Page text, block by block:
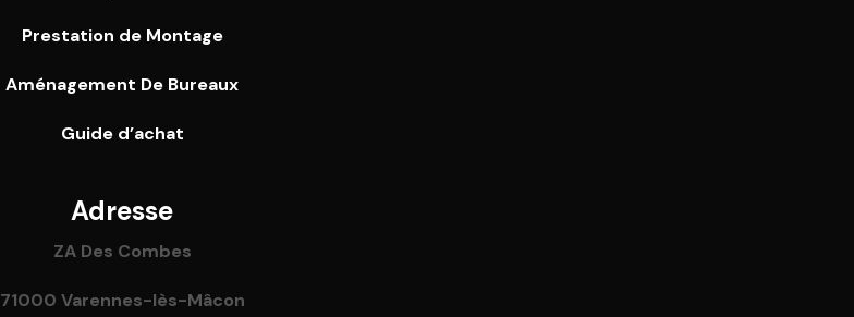
Prestation de Montage
Aménagement De Bureaux
Guide d’achat
Adresse
ZA Des Combes
71000 Varennes-lès-Mâcon